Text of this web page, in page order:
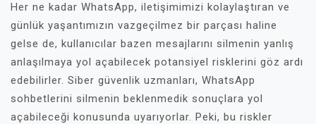
Her ne kadar WhatsApp, iletişimimizi kolaylaştıran ve
günlük yaşantımızın vazgeçilmez bir parçası haline
gelse de, kullanıcılar bazen mesajlarını silmenin yanlış
anlaşılmaya yol açabilecek potansiyel risklerini göz ardı
edebilirler. Siber güvenlik uzmanları, WhatsApp
sohbetlerini silmenin beklenmedik sonuçlara yol
açabileceği konusunda uyarıyorlar. Peki, bu riskler